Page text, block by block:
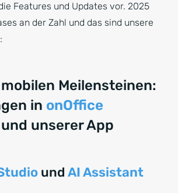
Features und Updates vor. 2025
an der Zahl und das sind unsere
Meilensteinen:
in onOffice
und unserer App
und AI Assistant